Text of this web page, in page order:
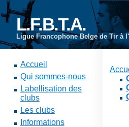
L.F.B.T.A.
Ligue Francophone Belge de Tir à
Accueil
Qui sommes-nous
Labellisation des
clubs
Les clubs
Informations